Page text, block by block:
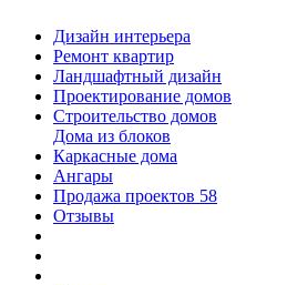
Дизайн интерьера
Ремонт квартир
Ландшафтный дизайн
Проектирование домов
Строительство домов
Дома из блоков
Каркасные дома
Ангары
Продажа проектов 58
Отзывы